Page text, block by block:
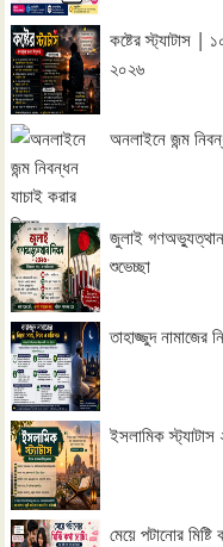
কষ্টের স্ট্যাটাস |
২০২৬
অনলাইনে জন্ম
জুলাই গণঅভ্যুত্থান
শুভেচ্ছা
তাহাজ্জুদ
ইসলামিক
মেয়ে পটানোর মিষ্টি